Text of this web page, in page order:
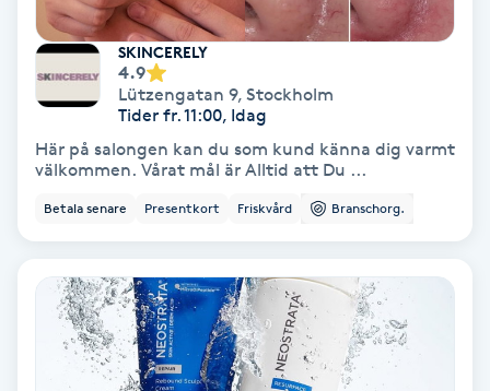
Barnklippning
BIAB
Brynfärgning
Brynplockning
SKINCERELY
4.9
Lützengatan 9, Stockholm
Tider fr. 11:00, Idag
Här på salongen kan du som kund känna dig varmt
välkommen. Vårat mål är Alltid att Du ...
Betala senare Presentkort Friskvård Branschorg.